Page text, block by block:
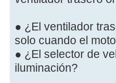
● ¿El ventilador
solo cuando el
● ¿El selector de
iluminación?